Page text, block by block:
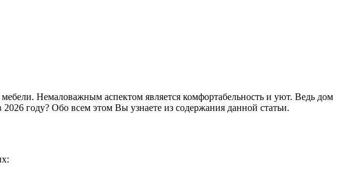
Немаловажным аспектом является комфортабельность и уют. Ведь дом
2026 году? Обо всем этом Вы узнаете из содержания данной статьи.